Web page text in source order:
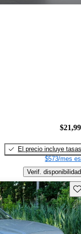
El precio incluye tasas
$573/mes
Verif. disponibilidad